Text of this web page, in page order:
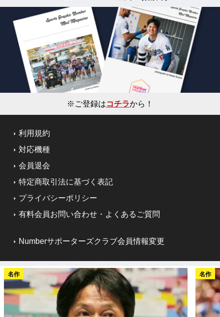
※ご登録はコチラから！
利用規約
対応機種
会員退会
特定商取引法に基づく表記
プライバシーポリシー
有料会員お問い合わせ・よくあるご質問
Numberサポーターズクラブ会員情報変更
名作 名作